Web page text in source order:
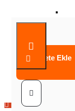
TV
Sepete Ekle
Çok Satılan Ürün